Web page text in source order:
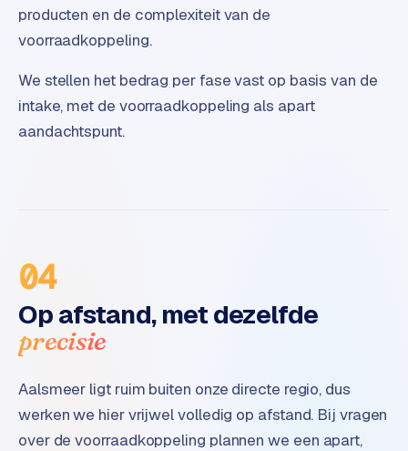
producten en de complexiteit van de
voorraadkoppeling.
We stellen het bedrag per fase vast op basis van de
intake, met de voorraadkoppeling als apart
aandachtspunt.
04
Op afstand, met dezelfde
precisie
Aalsmeer ligt ruim buiten onze directe regio, dus
werken we hier vrijwel volledig op afstand. Bij vragen
over de voorraadkoppeling plannen we een apart,